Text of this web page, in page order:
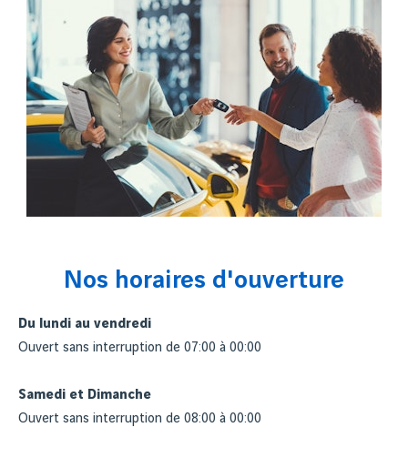
Nos horaires d'ouverture
Du lundi au vendredi
Ouvert sans interruption de 07:00 à 00:00
Samedi et Dimanche
Ouvert sans interruption de 08:00 à 00:00